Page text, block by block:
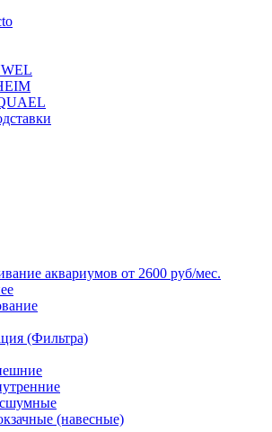
аквариумов от 2600 руб/мес.
(Фильтра)
(навесные)